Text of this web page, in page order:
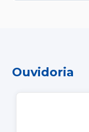
Ouvidoria